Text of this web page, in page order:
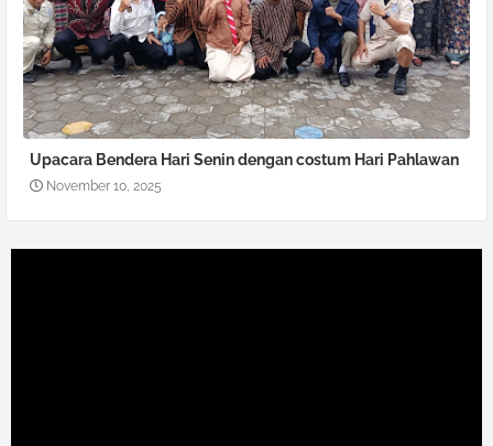
Upacara Bendera Hari Senin dengan costum Hari Pahlawan
November 10, 2025